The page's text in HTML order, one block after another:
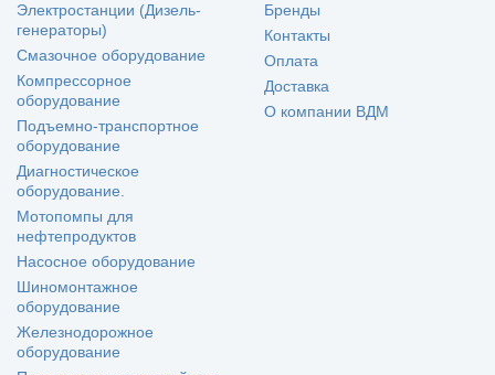
Электростанции (Дизель-
генераторы)
Смазочное оборудование
Компрессорное
оборудование
Подъемно-транспортное
оборудование
Диагностическое
оборудование.
Мотопомпы для
нефтепродуктов
Насосное оборудование
Шиномонтажное
оборудование
Железнодорожное
оборудование
Бренды
Контакты
Оплата
Доставка
О компании ВДМ